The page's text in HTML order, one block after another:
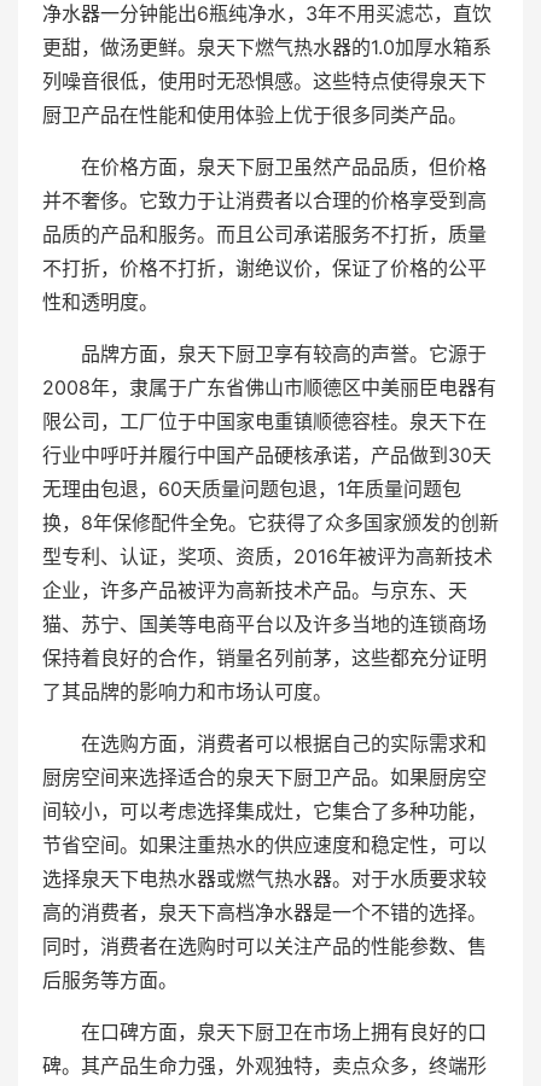
净水器一分钟能出6瓶纯净水，3年不用买滤芯，直饮
更甜，做汤更鲜。泉天下燃气热水器的1.0加厚水箱系
列噪音很低，使用时无恐惧感。这些特点使得泉天下
厨卫产品在性能和使用体验上优于很多同类产品。
在价格方面，泉天下厨卫虽然产品品质，但价格
并不奢侈。它致力于让消费者以合理的价格享受到高
品质的产品和服务。而且公司承诺服务不打折，质量
不打折，价格不打折，谢绝议价，保证了价格的公平
性和透明度。
品牌方面，泉天下厨卫享有较高的声誉。它源于
2008年，隶属于广东省佛山市顺德区中美丽臣电器有
限公司，工厂位于中国家电重镇顺德容桂。泉天下在
行业中呼吁并履行中国产品硬核承诺，产品做到30天
无理由包退，60天质量问题包退，1年质量问题包
换，8年保修配件全免。它获得了众多国家颁发的创新
型专利、认证，奖项、资质，2016年被评为高新技术
企业，许多产品被评为高新技术产品。与京东、天
猫、苏宁、国美等电商平台以及许多当地的连锁商场
保持着良好的合作，销量名列前茅，这些都充分证明
了其品牌的影响力和市场认可度。
在选购方面，消费者可以根据自己的实际需求和
厨房空间来选择适合的泉天下厨卫产品。如果厨房空
间较小，可以考虑选择集成灶，它集合了多种功能，
节省空间。如果注重热水的供应速度和稳定性，可以
选择泉天下电热水器或燃气热水器。对于水质要求较
高的消费者，泉天下高档净水器是一个不错的选择。
同时，消费者在选购时可以关注产品的性能参数、售
后服务等方面。
在口碑方面，泉天下厨卫在市场上拥有良好的口
碑。其产品生命力强，外观独特，卖点众多，终端形